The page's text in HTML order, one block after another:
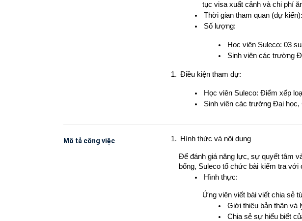
tục visa xuất cảnh và chi phí
Thời gian tham quan (dự
Số lượng:
Học viên Suleco: 03
Sinh viên các trường
Điều kiện tham dự:
Học viên Suleco: Điểm xếp
Sinh viên các trường Đại học,
Mô tả công việc Hình thức và nội dung
Để đánh giá năng lực, sự quyết tâm
bổng, Suleco tổ chức bài kiểm tra với
Hình thực:
Ứng viên viết bài viết chia sẻ
Giới thiệu bản thân và
Chia sẻ sự hiểu biết